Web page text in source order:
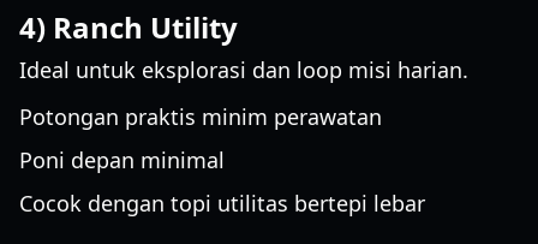
4) Ranch Utility
Ideal untuk eksplorasi dan loop misi harian.
Potongan praktis minim perawatan
Poni depan minimal
Cocok dengan topi utilitas bertepi lebar